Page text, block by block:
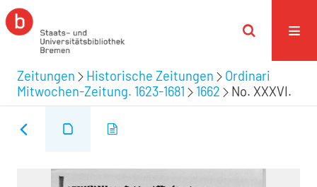
Zeitungen Historische Zeitungen
Ordinari
Mitwochen-Zeitung. 1623-1681
1662 No. XXXVI.